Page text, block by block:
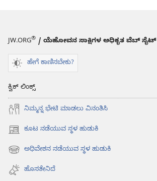
JW.ORG® / ಯೆಹೋವನ ಸಾಕ್ಷಿಗಳ ಅಧಿಕೃತ ವೆಬ್ ಸೈಟ್
ಹೇಗೆ ಕಾಣಿಸಬೇಕು?
ಕ್ವಿಕ್ ಲಿಂಕ್ಸ್
ನಿಮ್ಮನ್ನ ಭೇಟಿ ಮಾಡಲು ವಿನಂತಿಸಿ
ಕೂಟ ನಡೆಯುವ ಸ್ಥಳ ಹುಡುಕಿ
(opens
new
window)
ಅಧಿವೇಶನ ನಡೆಯುವ ಸ್ಥಳ ಹುಡುಕಿ
(opens
new
window)
ಹೊಸತೇನಿದೆ